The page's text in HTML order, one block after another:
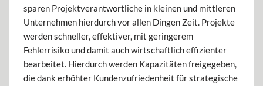
sparen Projektverantwortliche in kleinen und mittleren
Unternehmen hierdurch vor allen Dingen Zeit. Projekte
werden schneller, effektiver, mit geringerem
Fehlerrisiko und damit auch wirtschaftlich effizienter
bearbeitet. Hierdurch werden Kapazitäten freigegeben,
die dank erhöhter Kundenzufriedenheit für strategische